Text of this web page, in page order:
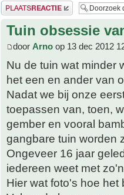
Plaats een reactie
Tuin obsessie
door Arno op 13 dec 2012
Nu de tuin wat minder
het een en ander van
Nadat we bij onze
toepassen van, toen,
gember en vooral
gangbare tuin worden
Ongeveer 16 jaar
iedereen weet met
Hier wat foto's hoe het